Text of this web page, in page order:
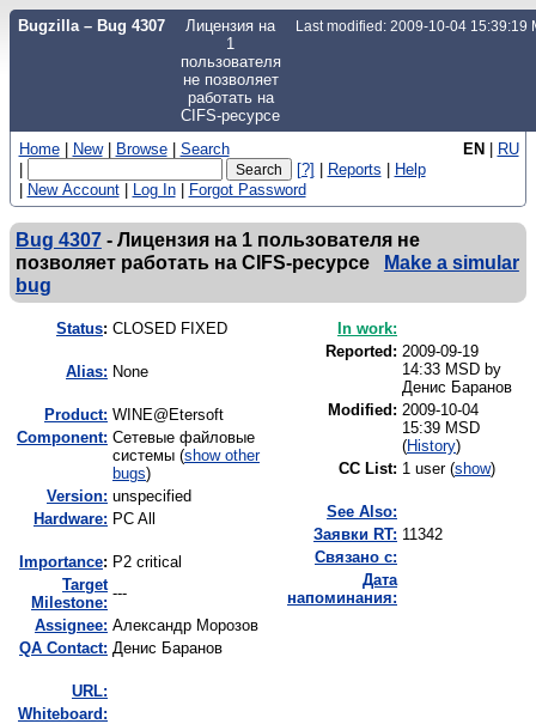
Bugzilla – Bug 4307
Лицензия на
1
пользователя
не позволяет
работать на
CIFS-ресурсе
Last modified: 2009-10-04 15:39:19
EN | RU
Home | New | Browse | Search
|
[?] | Reports | Help
| New Account | Log In | Forgot Password
Bug 4307 - Лицензия на 1 пользователя не
позволяет работать на CIFS-ресурсе
Make a simular
bug
Status: CLOSED FIXED
Alias: None
Product: WINE@Etersoft
Component: Сетевые файловые
системы (show other
bugs)
Version: unspecified
Hardware: PC All
mportance: P2 critical
Target
Milestone:
---
Assignee: Александр Морозов
QA Contact: Денис Баранов
URL:
Whiteboard:
In work:
Reported: 2009-09-19
14:33 MSD by
Денис Баранов
Modified: 2009-10-04
15:39 MSD
(History)
CC List: 1 user (show)
See Also:
Заявки RT: 11342
Связано с:
Дата
напоминания: